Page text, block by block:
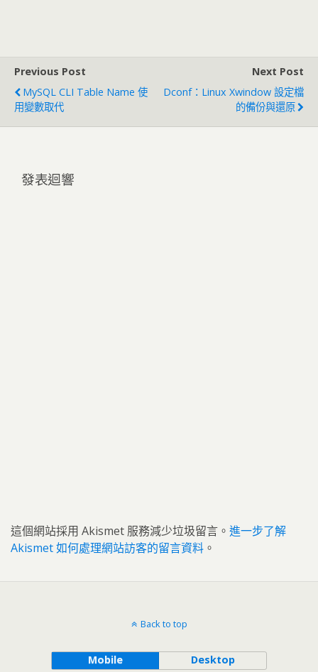
Previous Post
MySQL CLI Table Name 使
用變數取代
Next Post
Dconf：Linux Xwindow 設定檔
的備份與還原
發表迴響
這個網站採用 Akismet 服務減少垃圾留言。 進一步了解
Akismet 如何處理網站訪客的留言資料 。
Back to top
Mobile Desktop